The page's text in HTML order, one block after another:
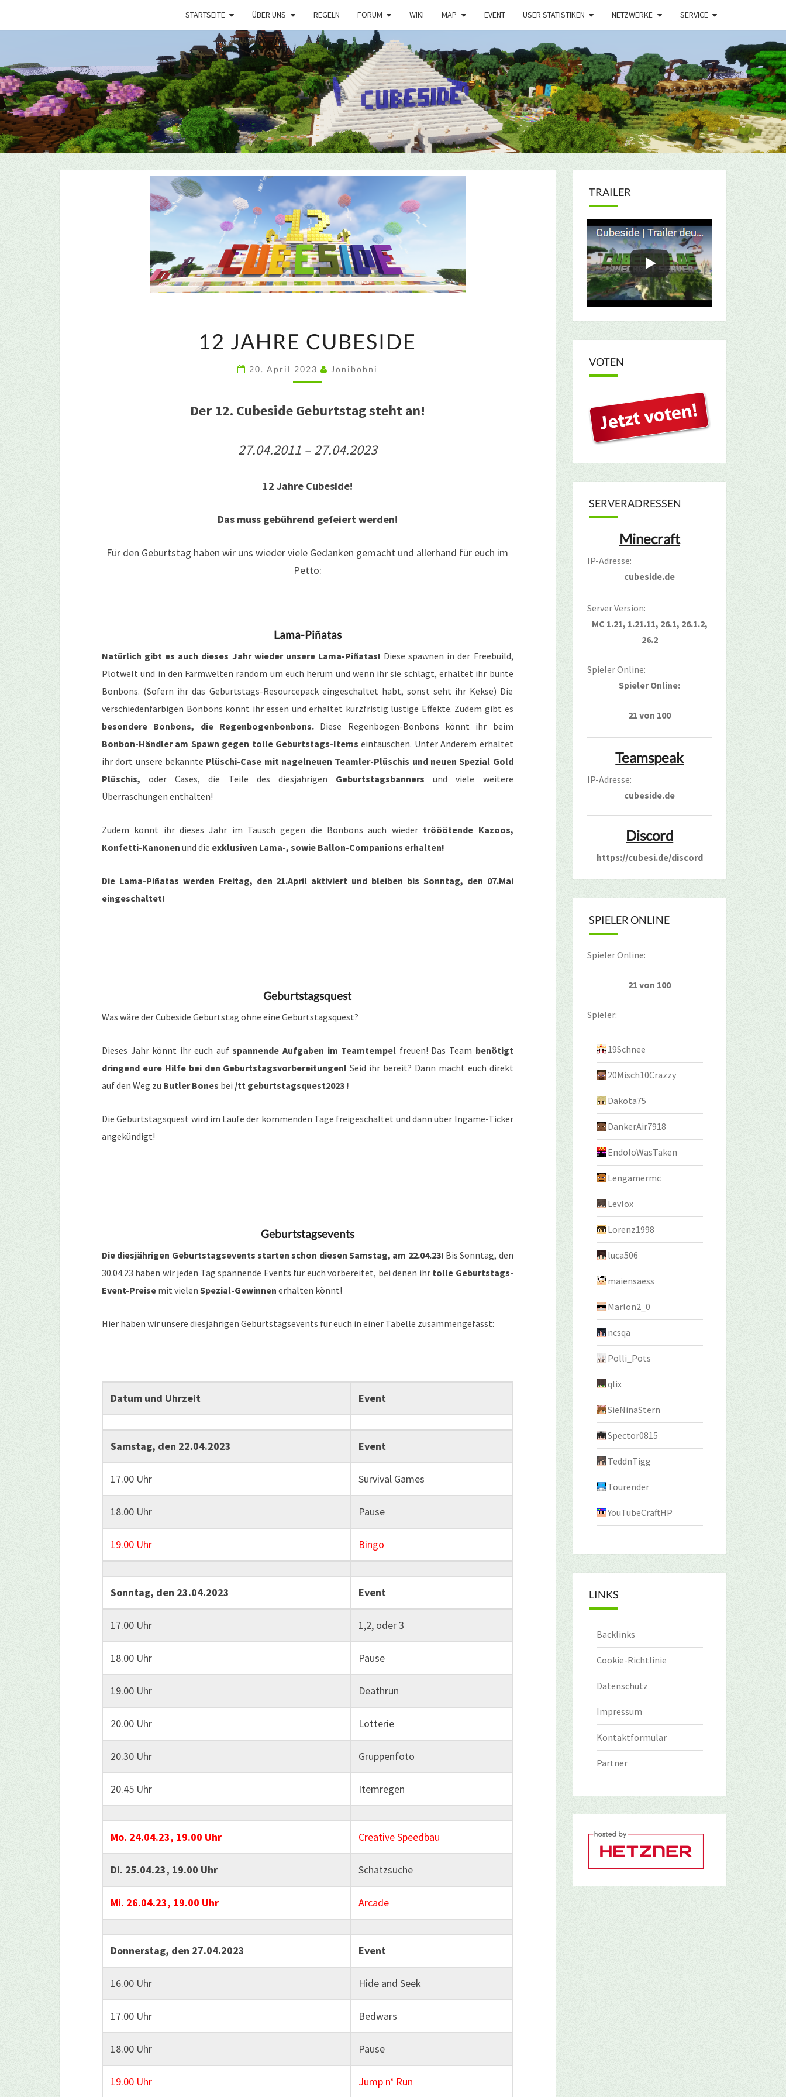
STARTSEITE ÜBER UNS REGELN FORUM WIKI MAP EVENT USER STATISTIKEN NETZWERKE SERVICE
JAHRE
12 JAHRE CUBESIDE
20. April 2023 Jonibohni
Der 12. Cubeside Geburtstag steht an!
27.04.2011 – 27.04.2023
12 Jahre Cubeside!
Das muss gebührend gefeiert werden!
Für den Geburtstag haben wir uns wieder viele Gedanken gemacht und allerhand für euch im
Petto:
Lama-Piñatas
Natürlich gibt es auch dieses Jahr wieder unsere Lama-Piñatas! Diese spawnen in der Freebuild,
Plotwelt und in den Farmwelten random um euch herum und wenn ihr sie schlagt, erhaltet ihr bunte
Bonbons. (Sofern ihr das Geburtstags-Resourcepack eingeschaltet habt, sonst seht ihr Kekse) Die
verschiedenfarbigen Bonbons könnt ihr essen und erhaltet kurzfristig lustige Effekte. Zudem gibt es
besondere Bonbons, die Regenbogenbonbons.Diese Regenbogen-Bonbons könnt ihr beim
Bonbon-Händler am Spawn gegen tolle Geburtstags-Items eintauschen. Unter Anderem erhaltet
ihr dort unsere bekannte Plüschi-Case mit nagelneuen Teamler-Plüschis und neuen Spezial Gold
Plüschis, oder Cases, die Teile des diesjährigen Geburtstagsbanners und viele weitere
Überraschungen enthalten!
Zudem könnt ihr dieses Jahr im Tausch gegen die Bonbons auch wieder trööötende Kazoos,
Konfetti-Kanonen und die exklusiven Lama-, sowie Ballon-Companions erhalten!
Die Lama-Piñatas werden Freitag, den 21.April aktiviert und bleiben bis Sonntag, den 07.Mai
eingeschaltet!
Geburtstagsquest
Was wäre der Cubeside Geburtstag ohne eine Geburtstagsquest?
Dieses Jahr könnt ihr euch aufspannende Aufgaben im Teamtempel freuen! Das Team benötigt
dringend eure Hilfe bei den Geburtstagsvorbereitungen!Seid ihr bereit? Dann macht euch direkt
auf den Weg zu Butler Bones bei /tt geburtstagsquest2023 !
Die Geburtstagsquest wird im Laufe der kommenden Tage freigeschaltet und dann über Ingame-Ticker
angekündigt!
Geburtstagsevents
Die diesjährigen Geburtstagsevents starten schon diesen Samstag, am 22.04.23! Bis Sonntag, den
30.04.23 haben wir jeden Tag spannende Events für euch vorbereitet, bei denen ihr tolle Geburtstags-
Event-Preise mit vielen Spezial-Gewinnen erhalten könnt!
Hier haben wir unsere diesjährigen Geburtstagsevents für euch in einer Tabelle zusammengefasst:
Datum und Uhrzeit Event
Samstag, den 22.04.2023 Event
17.00 Uhr Survival Games
18.00 Uhr Pause
19.00 Uhr Bingo
Sonntag, den 23.04.2023 Event
17.00 Uhr 1,2, oder 3
18.00 Uhr Pause
19.00 Uhr Deathrun
20.00 Uhr Lotterie
20.30 Uhr Gruppenfoto
20.45 Uhr Itemregen
Mo. 24.04.23, 19.00 Uhr Creative Speedbau
Di. 25.04.23, 19.00 Uhr Schatzsuche
Mi. 26.04.23, 19.00 Uhr Arcade
Donnerstag, den 27.04.2023 Event
16.00 Uhr Hide and Seek
17.00 Uhr Bedwars
18.00 Uhr Pause
19.00 Uhr Jump n‘ Run
TRAILER
VOTEN
SERVERADRESSEN
Minecraft
IP-Adresse:
cubeside.de
Server Version:
MC 1.21, 1.21.11, 26.1, 26.1.2,
26.2
Spieler Online:
Spieler Online:
21 von 100
Teamspeak
IP-Adresse:
cubeside.de
Discord
https://cubesi.de/discord
SPIELER ONLINE
Spieler Online:
21 von 100
Spieler:
19Schnee
20Misch10Crazzy
Dakota75
DankerAir7918
EndoloWasTaken
Lengamermc
Levlox
Lorenz1998
luca506
maiensaess
Marlon2_0
ncsqa
Polli_Pots
qlix
SieNinaStern
Spector0815
TeddnTigg
Tourender
YouTubeCraftHP
LINKS
Backlinks
Cookie-Richtlinie
Datenschutz
Impressum
Kontaktformular
Partner